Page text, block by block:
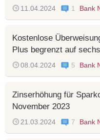
11.04.2024 1 Bank
Kostenlose
Plus begrenzt auf
08.04.2024 5 Bank
Zinserhöhung für
November 2023
21.03.2024 7 Bank